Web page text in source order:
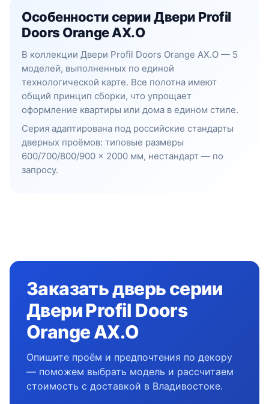
Особенности серии Двери Profil
Doors Orange AX.O
В коллекции Двери Profil Doors Orange AX.O — 5
моделей, выполненных по единой
технологической карте. Все полотна имеют
общий принцип сборки, что упрощает
оформление квартиры или дома в едином стиле.
Серия адаптирована под российские стандарты
дверных проёмов: типовые размеры
600/700/800/900 × 2000 мм, нестандарт — по
запросу.
Заказать дверь серии
Двери Profil Doors
Orange AX.O
Опишите проём и предпочтения по декору
— поможем выбрать модель и рассчитаем
стоимость с доставкой в Владивостоке.